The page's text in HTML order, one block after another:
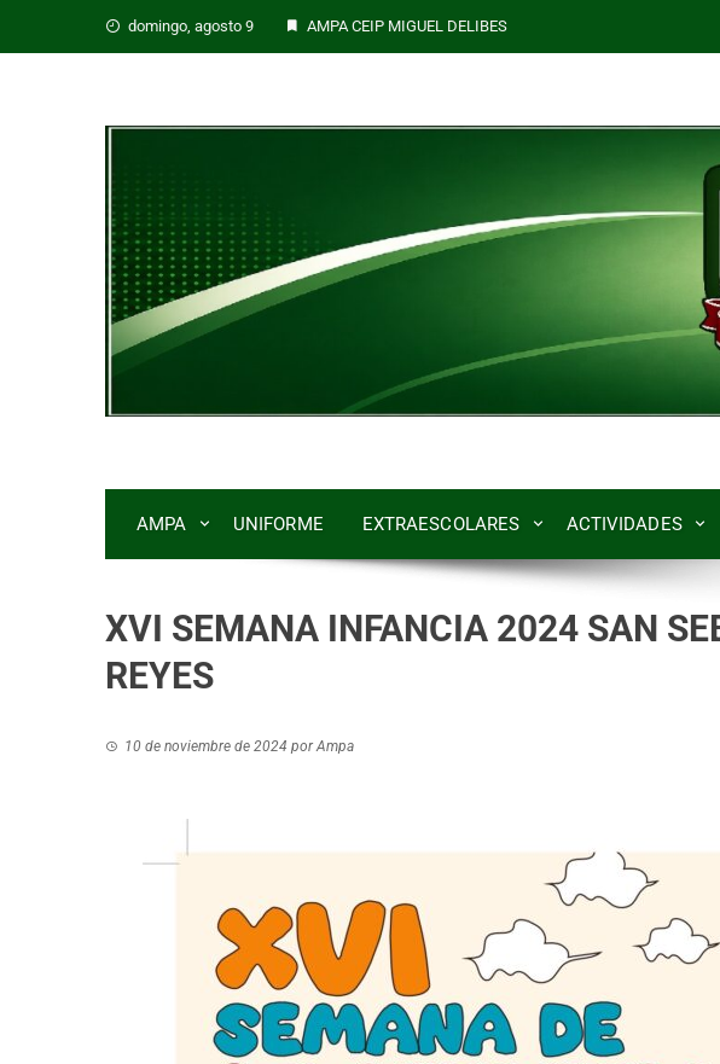
domingo, agosto 9 AMPA CEIP MIGUEL DELIBES
AMPA UNIFORME EXTRAESCOLARES ACTIVIDADES
XVI SEMANA INFANCIA 2024 SAN
REYES
10 de noviembre de 2024 porAmpa